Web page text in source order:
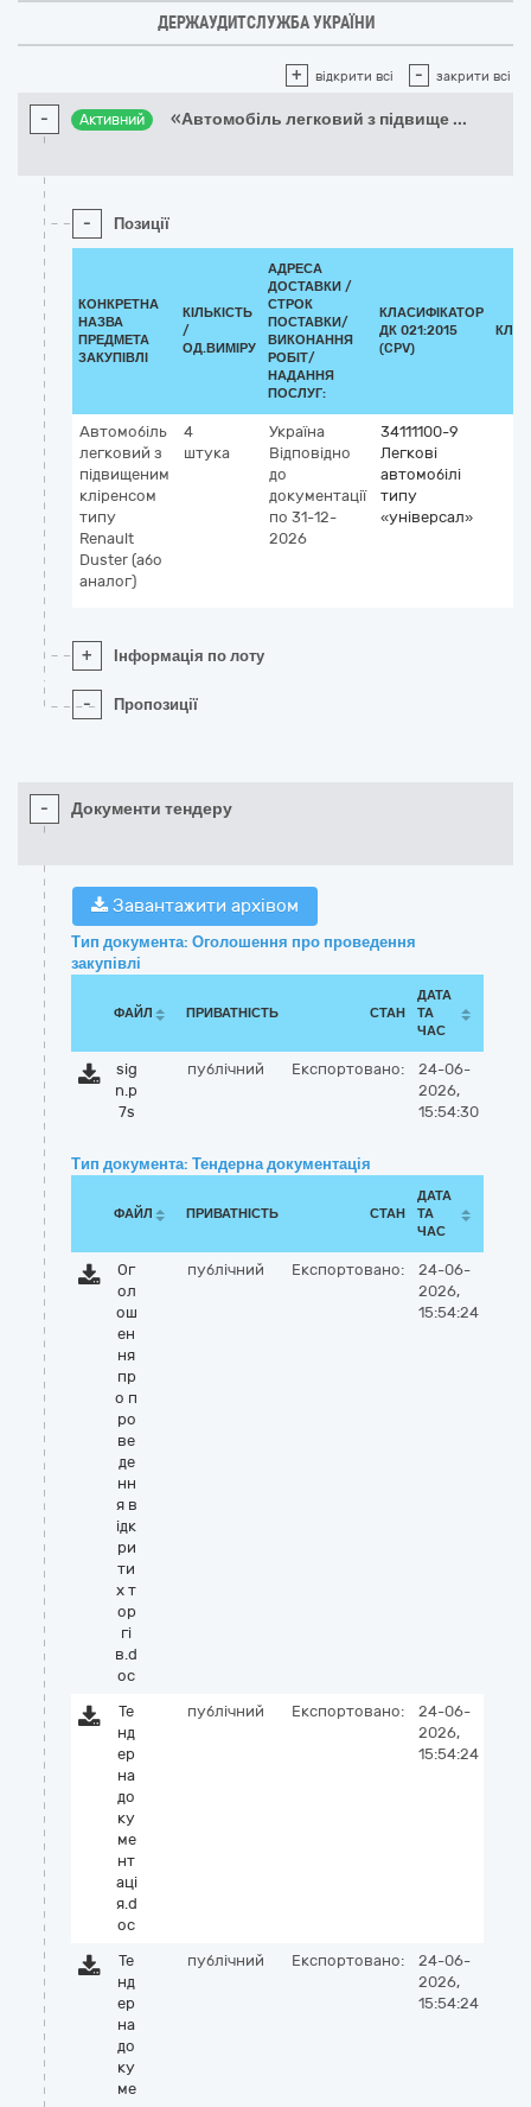
ДЕРЖАУДИТСЛУЖБА УКРАЇНИ
+ відкрити всі - закрити всі
- Активний «Автомобіль легковий з підвище ...
- Позиції
КОНКРЕТНА
НАЗВА
ПРЕДМЕТА
ЗАКУПІВЛІ
КІЛЬКІСТЬ
/
ОД.ВИМІРУ
АДРЕСА
ДОСТАВКИ /
СТРОК
ПОСТАВКИ/
ВИКОНАННЯ
РОБІТ/
НАДАННЯ
ПОСЛУГ:
КЛАСИФІКАТОР
ДК 021:2015
(CPV)
Автомобіль
легковий з
підвищеним
кліренсом
типу
Renault
Duster (або
аналог)
4
штука
Україна
Відповідно
до
документації
по 31-12-
2026
34111100-9
Легкові
автомобілі
типу
«універсал»
+ Інформація по лоту
- Пропозиції
- Документи тендеру
Завантажити архівом
Тип документа: Оголошення про проведення
закупівлі
ФАЙЛ ПРИВАТНІСТЬ СТАН
ДАТА
ТА
ЧАС
sig
n.p
7s
публічний Експортовано:
24-06-
2026,
15:54:30
Тип документа: Тендерна документація
ФАЙЛ ПРИВАТНІСТЬ СТАН
ДАТА
ТА
ЧАС
Ог
ол
ош
ен
ня
пр
о п
ро
ве
де
нн
я в
ідк
ри
ти
х т
ор
гі
в.d
oc
публічний Експортовано:
24-06-
2026,
15:54:24
Те
нд
ер
на
до
ку
ме
нт
аці
я.d
oc
публічний Експортовано:
24-06-
2026,
15:54:24
Те
нд
ер
на
до
ку
ме
публічний Експортовано:
24-06-
2026,
15:54:24